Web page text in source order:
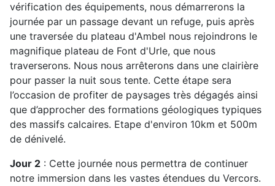
vérification des équipements, nous démarrerons la
journée par un passage devant un refuge, puis après
une traversée du plateau d'Ambel nous rejoindrons le
magnifique plateau de Font d'Urle, que nous
traverserons. Nous nous arrêterons dans une clairière
pour passer la nuit sous tente. Cette étape sera
l’occasion de profiter de paysages très dégagés ainsi
que d’approcher des formations géologiques typiques
des massifs calcaires. Etape d'environ 10km et 500m
de dénivelé.
Jour 2 : Cette journée nous permettra de continuer
notre immersion dans les vastes étendues du Vercors.